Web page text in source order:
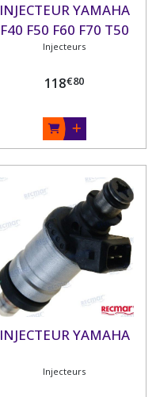
INJECTEUR YAMAHA
F40 F50 F60 F70 T50
Injecteurs
118€80
INJECTEUR YAMAHA
Injecteurs